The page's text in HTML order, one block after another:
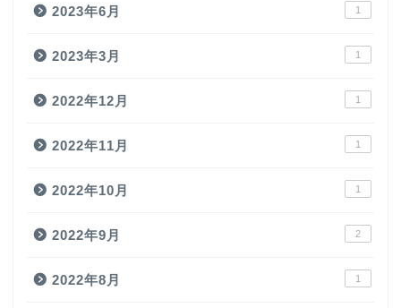
2023年6月 1
2023年3月 1
2022年12月 1
2022年11月 1
2022年10月 1
2022年9月 2
2022年8月 1